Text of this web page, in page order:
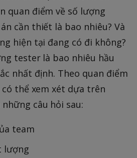
quan điểm về số lượng
cần thiết là bao nhiêu? Và
hiện tại đang có đi không?
tester là bao nhiêu hầu
nhất định. Theo quan điểm
thể xem xét dựa trên
câu hỏi sau:
team
lượng